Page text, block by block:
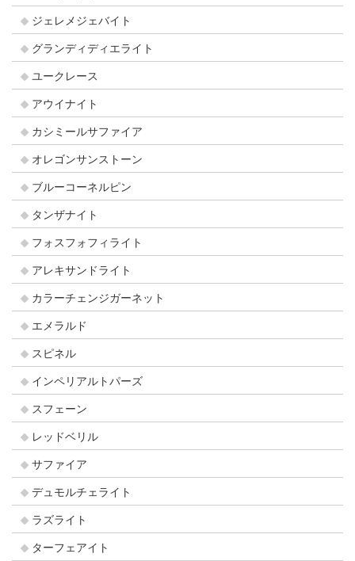
ジェレメジェバイト
グランディディエライト
ユークレース
アウイナイト
カシミールサファイア
オレゴンサンストーン
ブルーコーネルピン
タンザナイト
フォスフォフィライト
アレキサンドライト
カラーチェンジガーネット
エメラルド
スピネル
インペリアルトパーズ
スフェーン
レッドベリル
サファイア
デュモルチェライト
ラズライト
ターフェアイト